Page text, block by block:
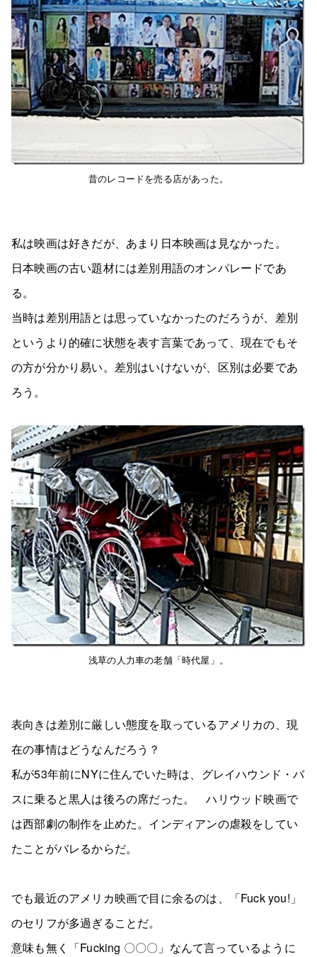
昔のレコードを売る店があった。
私は映画は好きだが、あまり日本映画は見なかった。
日本映画の古い題材には差別用語のオンパレードであ
る。
当時は差別用語とは思っていなかったのだろうが、差別
というより的確に状態を表す言葉であって、現在でもそ
の方が分かり易い。差別はいけないが、区別は必要であ
ろう。
浅草の人力車の老舗「時代屋」。
表向きは差別に厳しい態度を取っているアメリカの、現
在の事情はどうなんだろう？
私が53年前にNYに住んでいた時は、グレイハウンド・バ
スに乗ると黒人は後ろの席だった。 ハリウッド映画で
は西部劇の制作を止めた。インディアンの虐殺をしてい
たことがバレるからだ。
でも最近のアメリカ映画で目に余るのは、「Fuck you!」
のセリフが多過ぎることだ。
意味も無く「Fucking 〇〇〇」なんて言っているように